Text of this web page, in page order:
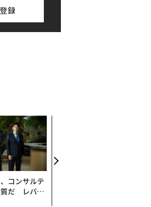
録
コンサルテ
質だ レバレ